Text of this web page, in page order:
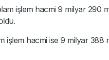
işlem hacmi 9 milyar 290
işlem hacmi ise 9 milyar